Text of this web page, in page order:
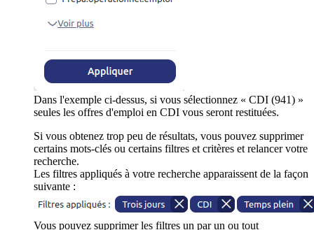
Dans l'exemple ci-dessus, si vous sélectionnez « CDI (941) »
seules les offres d'emploi en CDI vous seront restituées.
Si vous obtenez trop peu de résultats, vous pouvez supprimer
certains mots-clés ou certains filtres et critères et relancer votre
recherche.
Les filtres appliqués à votre recherche apparaissent de la façon
suivante :
Vous pouvez supprimer les filtres un par un ou tout